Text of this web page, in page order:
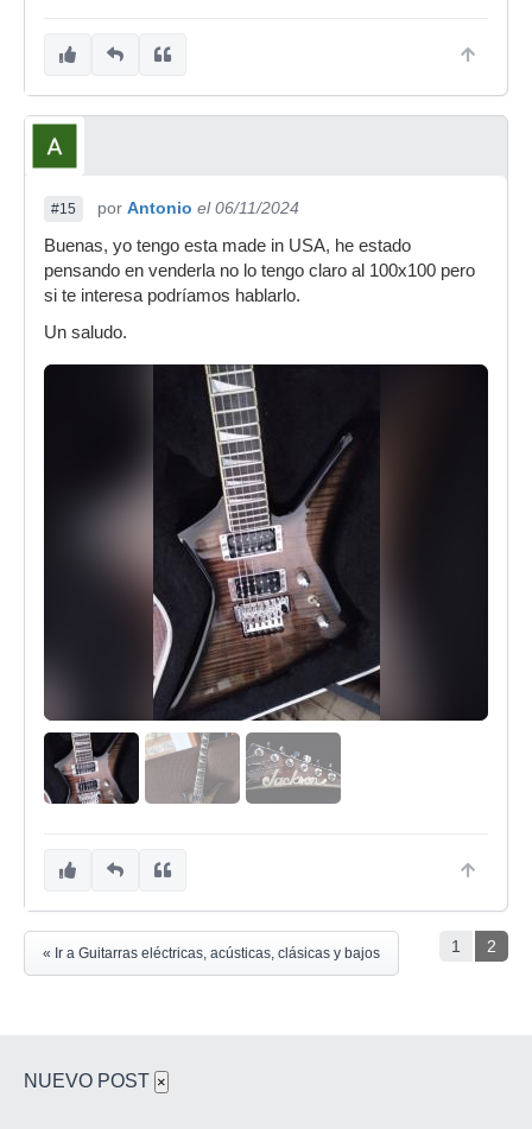
#15 por Antonio el 06/11/2024
Buenas, yo tengo esta made in USA, he estado
pensando en venderla no lo tengo claro al 100x100 pero
si te interesa podríamos hablarlo.
Un saludo.
1 2
« Ir a Guitarras eléctricas, acústicas, clásicas y bajos
NUEVO POST ×